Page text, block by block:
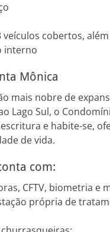
veículos cobertos,
interno
Mônica
mais nobre de
Lago Sul, o
e habite-se,
de vida.
com:
CFTV, biometria
própria de